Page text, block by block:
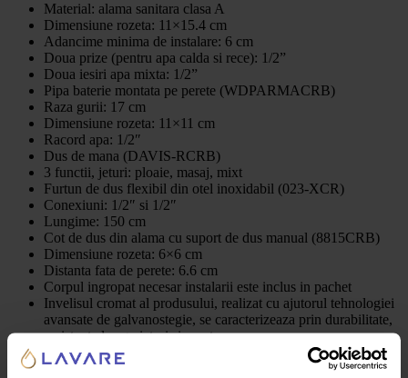
Material: alama sanitara clasa A
Dimensiune rozeta: 11×15.4 cm
Adancime minima de instalare: 6 cm
Doua prize (pentru apa calda si rece): 1/2”
Doua iesiri apa mixta: 1/2”
Pipa baterie montata pe perete (WDPARMACRB)
Raza gurii: 17 cm
Dimensiune rozeta: 11×11 cm
Racord apa: 1/2″
Dus de mana (DAVIS-RCRB)
3 functii, jeturi: ploaie, masaj, mixt
Furtun de dus flexibil din otel inoxidabil (023-XCR)
Conexiuni: 1/2″ si 1/2″
Lungime: 150 cm
Cot de dus din alama cu suport de dus manual (8815CRB)
Dimensiune rozeta: 6×6 cm
Distanta fata de perete: 6.6 cm
Corpul ingropat necesar instalarii este inclus in pachet
Invelisul cromat al produsului, realizat cu ajutorul tehnologiei
avansate de galvanostegie, se caracterizeaza prin durabilitate,
rezistenta la zgarieturi si curatare usoara
Robinetul este echipat cu mixer ceramic de cea mai inalta
calitate, care asigura o reglare lina si precisa a fluxului de apa